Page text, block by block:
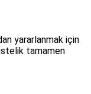
yararlanmak için
tamamen